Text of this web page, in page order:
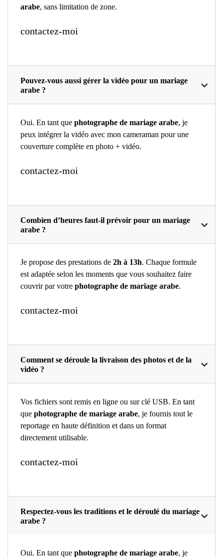
arabe, sans limitation de zone.
contactez-moi
Pouvez-vous aussi gérer la vidéo pour un mariage
arabe ?
Oui. En tant que photographe de mariage arabe, je
peux intégrer la vidéo avec mon cameraman pour une
couverture complète en photo + vidéo.
contactez-moi
Combien d’heures faut-il prévoir pour un mariage
arabe ?
Je propose des prestations de 2h à 13h. Chaque formule
est adaptée selon les moments que vous souhaitez faire
couvrir par votre photographe de mariage arabe.
contactez-moi
Comment se déroule la livraison des photos et de la
vidéo ?
Vos fichiers sont remis en ligne ou sur clé USB. En tant
que photographe de mariage arabe, je fournis tout le
reportage en haute définition et dans un format
directement utilisable.
contactez-moi
Respectez-vous les traditions et le déroulé du mariage
arabe ?
Oui. En tant que photographe de mariage arabe, je